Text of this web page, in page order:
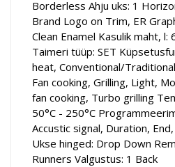
Borderless Ahju uks: 1
Brand Logo on Trim, ER
Clean Enamel Kasulik maht,
Taimeri tüüp: SET
heat, Conventional/
Fan cooking, Grilling, Light,
fan cooking, Turbo grilling
50°C - 250°C
Accustic signal, Duration,
Ukse hinged: Drop Down
Runners Valgustus: 1 Back